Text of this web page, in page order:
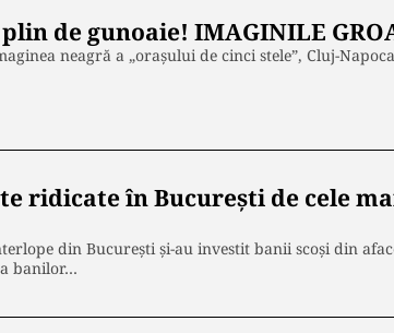
de gunoaie! IMAGINILE
neagră a „orașului de cinci stele”, Cluj-
ridicate în București de cele
din București și-au investit banii scoși din
banilor…